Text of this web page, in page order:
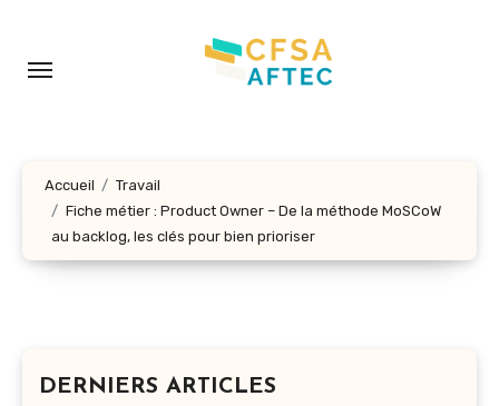
contenu
Accueil
Travail
Fiche métier : Product Owner – De la méthode MoSCoW
au backlog, les clés pour bien prioriser
DERNIERS ARTICLES